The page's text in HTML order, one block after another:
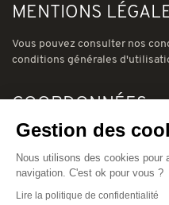
MENTIONS
Vous pouvez consulter nos
conditions générales
COORDONNÉES
78 avenue de Suffren
Phone: (00) 33 1 43 56 03
Email: david@heritage-de-
Gestion des
Nous utilisons des cookies pour
navigation. C'est ok pour vous ?
Lire la politique de confidentialité